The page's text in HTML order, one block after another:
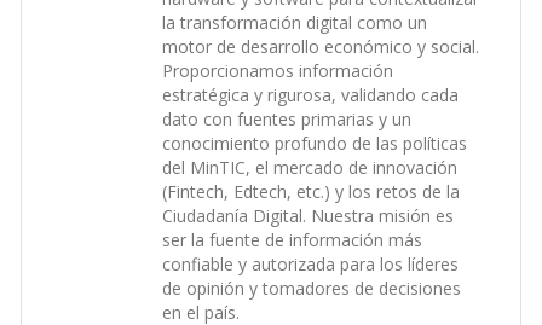
la transformación digital como un
motor de desarrollo económico y social.
Proporcionamos información
estratégica y rigurosa, validando cada
dato con fuentes primarias y un
conocimiento profundo de las políticas
del MinTIC, el mercado de innovación
(Fintech, Edtech, etc.) y los retos de la
Ciudadanía Digital. Nuestra misión es
ser la fuente de información más
confiable y autorizada para los líderes
de opinión y tomadores de decisiones
en el país.